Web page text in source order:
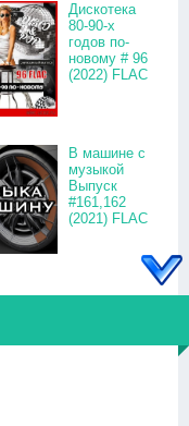
Дискотека
80-90-х
годов по-
новому # 96
(2022) FLAC
В машине с
музыкой
Выпуск
#161,162
(2021) FLAC